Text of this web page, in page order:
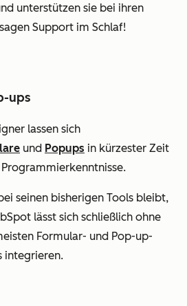
unterstützen sie bei ihren
Support im Schlaf!
ups
lassen sich
und Popups in kürzester Zeit
seinen bisherigen Tools bleibt,
lässt sich schließlich ohne
Formular- und Pop-up-
integrieren.